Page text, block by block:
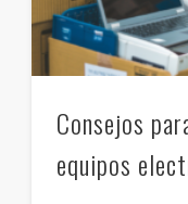
Consejos
equipos